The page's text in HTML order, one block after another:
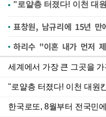
표창원, 남규리에 15년
하리수 "이혼 내가 먼저